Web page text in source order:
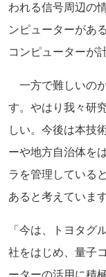
われる信号周辺の
ンピューターがあ
コンピューターが
一方で難しいの
す。やはり我々研
しい。今後は本技
ーや地方自治体を
ラを管理している
あると考えていま
「今は、トヨタグ
社をはじめ、量子
ーターの活用に積